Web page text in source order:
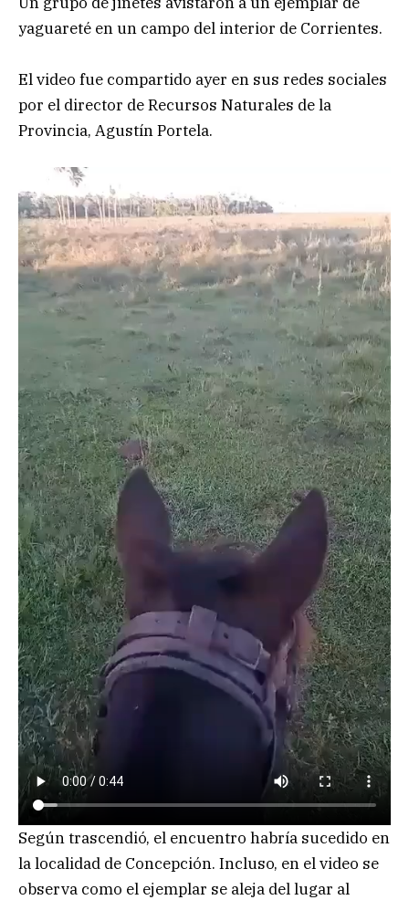
yaguareté en un campo del interior de Corrientes.
El video fue compartido ayer en sus redes sociales
por el director de Recursos Naturales de la
Provincia, Agustín Portela.
Según trascendió, el encuentro habría sucedido en
la localidad de Concepción. Incluso, en el video se
observa como el ejemplar se aleja del lugar al